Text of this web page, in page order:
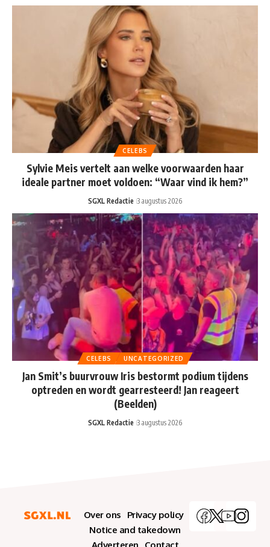
CELEBS
Sylvie Meis vertelt aan welke voorwaarden haar
ideale partner moet voldoen: “Waar vind ik hem?”
SGXL Redactie 3 augustus 2026
CELEBS UNCATEGORIZED
Jan Smit’s buurvrouw Iris bestormt podium tijdens
optreden en wordt gearresteerd! Jan reageert
(Beelden)
SGXL Redactie 3 augustus 2026
Over ons
Privacy policy
Notice and takedown
Adverteren
Contact